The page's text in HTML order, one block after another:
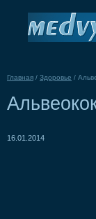
Главная / Здоровье /
16.01.2014